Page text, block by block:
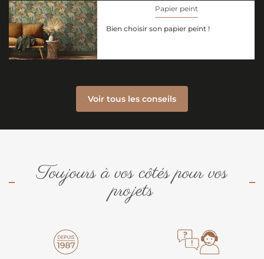
Papier peint
Bien choisir son papier peint !
Voir tous les conseils
Toujours à vos côtés pour vos
projets